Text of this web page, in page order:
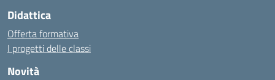
Didattica
Offerta formativa
I progetti delle classi
Novità